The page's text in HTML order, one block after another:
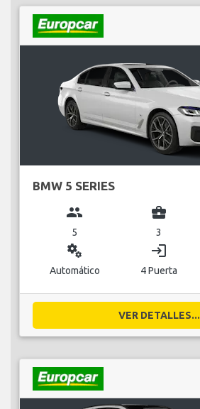
BMW 5 SERIES
group
5
business_center
3
miscellaneous_services
Automático
login
4 Puerta
VER DETALLES...